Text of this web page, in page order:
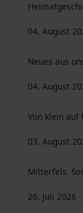
04. August
Neues aus
04. August
Von klein
03. August
Mitterfels.
26. Juli 2026